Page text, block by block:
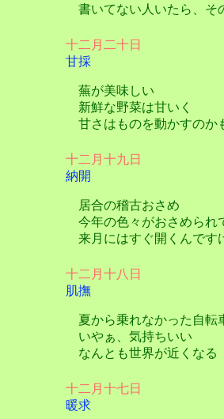
書いてない人いたら、そ
十二月二十日
甘採
蕪が美味しい
新鮮な野菜は甘いく
甘さはものを動かすのか
十二月十九日
納開
居合の稽古おさめ
今年の色々がおさめられ
来月にはすぐ開くんです
十二月十八日
肌撫
夏から乗れなかった自転
いやぁ、気持ちいい
なんとも世界が近くなる
十二月十七日
暖求